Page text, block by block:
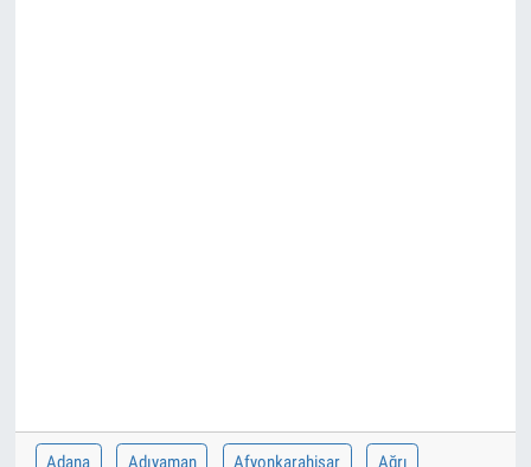
Adana Adıyaman Afyonkarahisar Ağrı